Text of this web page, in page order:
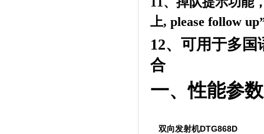
上, please follow up
12、可用于多国
合
一、性能参
双向发射机DTG868D